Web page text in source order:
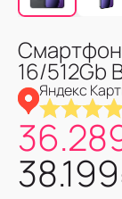
Смартфон
16/512Gb
Яндекс
38.199